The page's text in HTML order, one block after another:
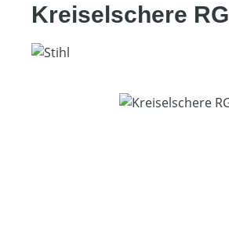
Kreiselschere RG
Bildergalerie überspringen